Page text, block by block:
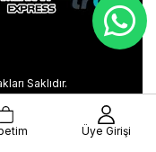
Saklıdır.
Üye Girişi